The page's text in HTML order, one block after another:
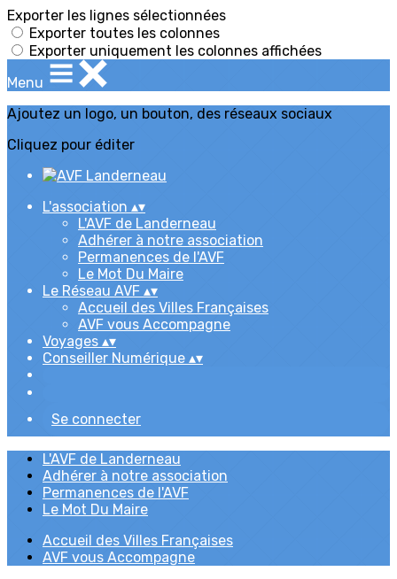
Exporter les lignes sélectionnées
Exporter toutes les colonnes
Exporter uniquement les colonnes affichées
Menu
Ajoutez un logo, un bouton, des réseaux sociaux
Cliquez pour éditer
L'association ▴▾
L'AVF de Landerneau
Adhérer à notre association
Permanences de l'AVF
Le Mot Du Maire
Le Réseau AVF ▴▾
Accueil des Villes Françaises
AVF vous Accompagne
Voyages ▴▾
Conseiller Numérique ▴▾
Se connecter
L'AVF de Landerneau
Adhérer à notre association
Permanences de l'AVF
Le Mot Du Maire
Accueil des Villes Françaises
AVF vous Accompagne